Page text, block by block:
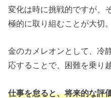
変化は時に挑戦的ですが、
極的に取り組むことが大切。
金のカメレオンとして、冷
応することで、困難を乗り
仕事を怠ると、将来的な評